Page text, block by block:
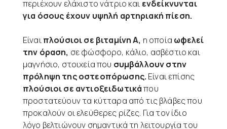
περιέχουν ελάχιστο νάτριο και ενδείκνυνται
για όσους έχουν υψηλή αρτηριακή πίεση.
Είναιπλούσιοι σε βιταμίνη Α, η οποία ωφελεί
την όραση, σε φώσφορο, κάλιο, ασβέστιο και
μαγνήσιο, στοιχεία που συμβάλλουν στην
πρόληψη της οστεοπόρωσης. Είναι επίσης
πλούσιοι σε αντιοξειδωτικάπου
προστατεύουν τα κύτταρα από τις βλάβες που
προκαλούν οι ελεύθερες ρίζες. Για τον ίδιο
λόγο βελτιώνουν σημαντικά τη λειτουργία του